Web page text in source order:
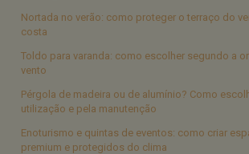
Nortada no verão: como proteger o terraço do
costa
Toldo para varanda: como escolher segundo a
vento
Pérgola de madeira ou de alumínio? Como
utilização e pela manutenção
Enoturismo e quintas de eventos: como criar
premium e protegidos do clima